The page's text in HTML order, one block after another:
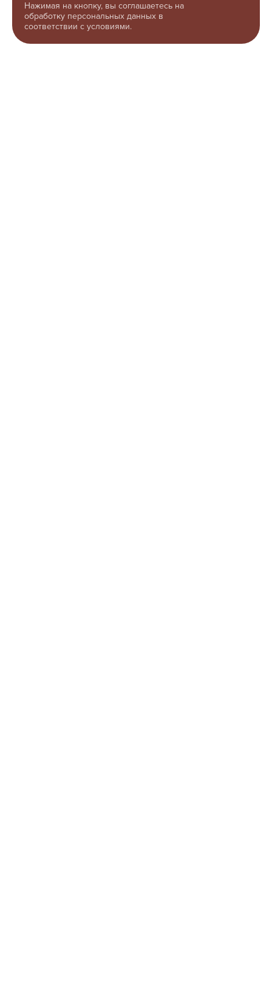
Нажимая на кнопку, вы соглашаетесь на
обработку персональных данных в
соответствии с условиями.